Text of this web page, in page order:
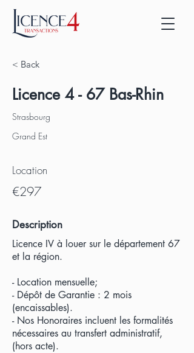
< Back
Licence 4 - 67 Bas-Rhin
Strasbourg
Grand Est
Location
€297
Description
Licence IV à louer sur le département 67
et la région.
- Location mensuelle;
- Dépôt de Garantie : 2 mois
(encaissables).
- Nos Honoraires incluent les formalités
nécessaires au transfert administratif,
(hors acte).